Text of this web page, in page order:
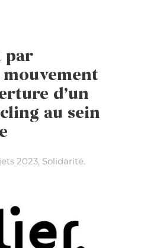
par
d’un
au sein
2023, Solidarité.